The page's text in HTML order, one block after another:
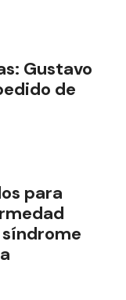
Gustavo
de
para